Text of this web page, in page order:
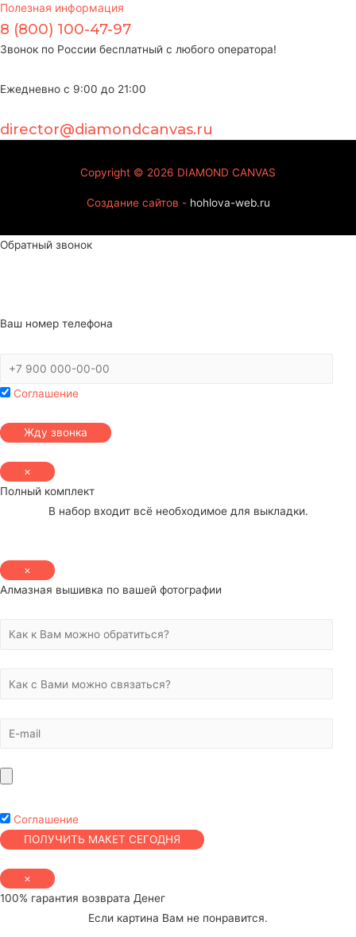
Полезная информация
8 (800) 100-47-97
Звонок по России бесплатный с любого оператора!
Ежедневно с 9:00 до 21:00
director@diamondcanvas.ru
Copyright © 2026 DIAMOND CANVAS
Создание сайтов - hohlova-web.ru
Обратный звонок
Ваш номер телефона
Соглашение
×
Полный комплект
В набор входит всё необходимое для выкладки.
×
Алмазная вышивка по вашей фотографии
Соглашение
×
100% гарантия возврата Денег
Если картина Вам не понравится.